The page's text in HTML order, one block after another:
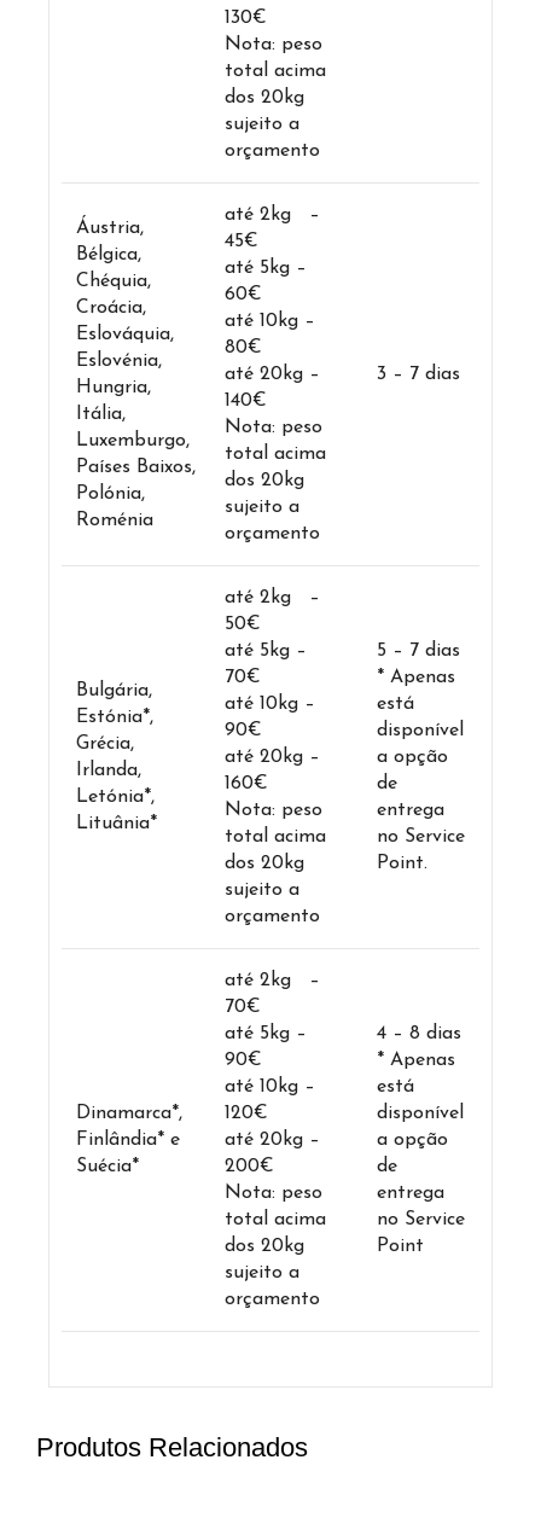
130€
Nota: peso
total acima
dos 20kg
sujeito a
orçamento
Áustria,
Bélgica,
Chéquia,
Croácia,
Eslováquia,
Eslovénia,
Hungria,
Itália,
Luxemburgo,
Países Baixos,
Polónia,
Roménia
até 2kg –
45€
até 5kg –
60€
até 10kg –
80€
até 20kg –
140€
Nota: peso
total acima
dos 20kg
sujeito a
orçamento
3 – 7 dias
Bulgária,
Estónia*,
Grécia,
Irlanda,
Letónia*,
Lituânia*
até 2kg –
50€
até 5kg –
70€
até 10kg –
90€
até 20kg –
160€
Nota: peso
total acima
dos 20kg
sujeito a
orçamento
5 – 7 dias
* Apenas
está
disponível
a opção
de
entrega
no Service
Point.
Dinamarca*,
Finlândia* e
Suécia*
até 2kg –
70€
até 5kg –
90€
até 10kg –
120€
até 20kg –
200€
Nota: peso
total acima
dos 20kg
sujeito a
orçamento
4 – 8 dias
* Apenas
está
disponível
a opção
de
entrega
no Service
Point
Produtos Relacionados